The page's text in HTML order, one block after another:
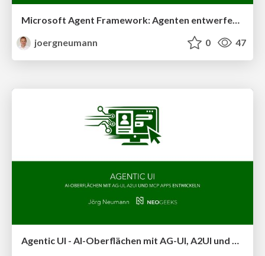
Microsoft Agent Framework: Agenten entwerfen und entwickeln
joergneumann
0 47